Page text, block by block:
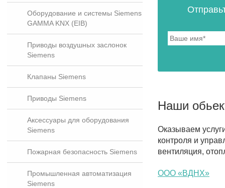
Оборудование и системы Siemens
GAMMA KNX (EIB)
Приводы воздушных заслонок
Siemens
Клапаны Siemens
Приводы Siemens
Аксессуары для оборудования
Siemens
Пожарная безопасность Siemens
Промышленная автоматизация
Siemens
Наши
Оказываем
контроля и
вентиляция,
ООО «ВДНХ»